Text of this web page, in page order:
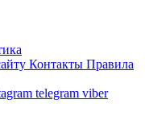
Контакты Правила
telegram viber